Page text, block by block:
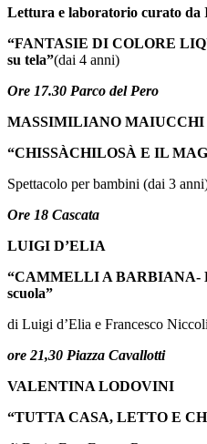
Lettura e laboratorio curato da
“FANTASIE DI COLORE
su tela”(dai 4 anni)
Ore 17.30 Parco del Pero
MASSIMILIANO
“CHISSÀCHILOSÀ E IL
Spettacolo per bambini (dai 3
Ore 18 Cascata
LUIGI D’ELIA
“CAMMELLI A BARBIANA-
scuola”
di Luigi d’Elia e Francesco
ore 21,30 Piazza Cavallotti
VALENTINA LODOVINI
“TUTTA CASA, LETTO E